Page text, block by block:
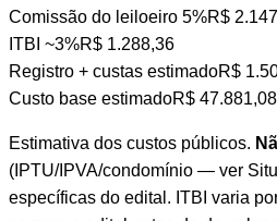
Comissão do leiloeiro 5%R$
ITBI ~3%R$ 1.288,36
Registro + custas estimadoR$
Custo base estimadoR$ 47.881,08
Estimativa dos custos públicos.
(IPTU/IPVA/condomínio — ver
específicas do edital. ITBI varia